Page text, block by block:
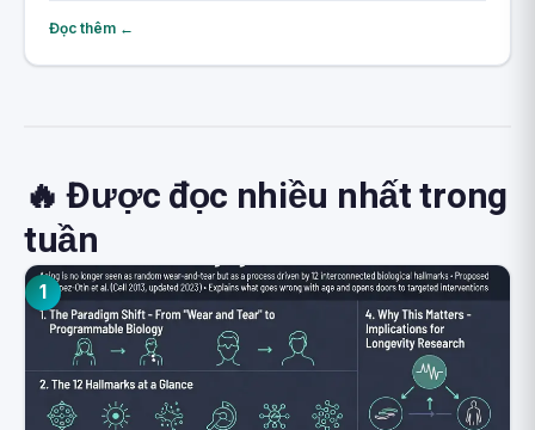
Đọc thêm ←
🔥 Được đọc nhiều nhất trong
tuần
1